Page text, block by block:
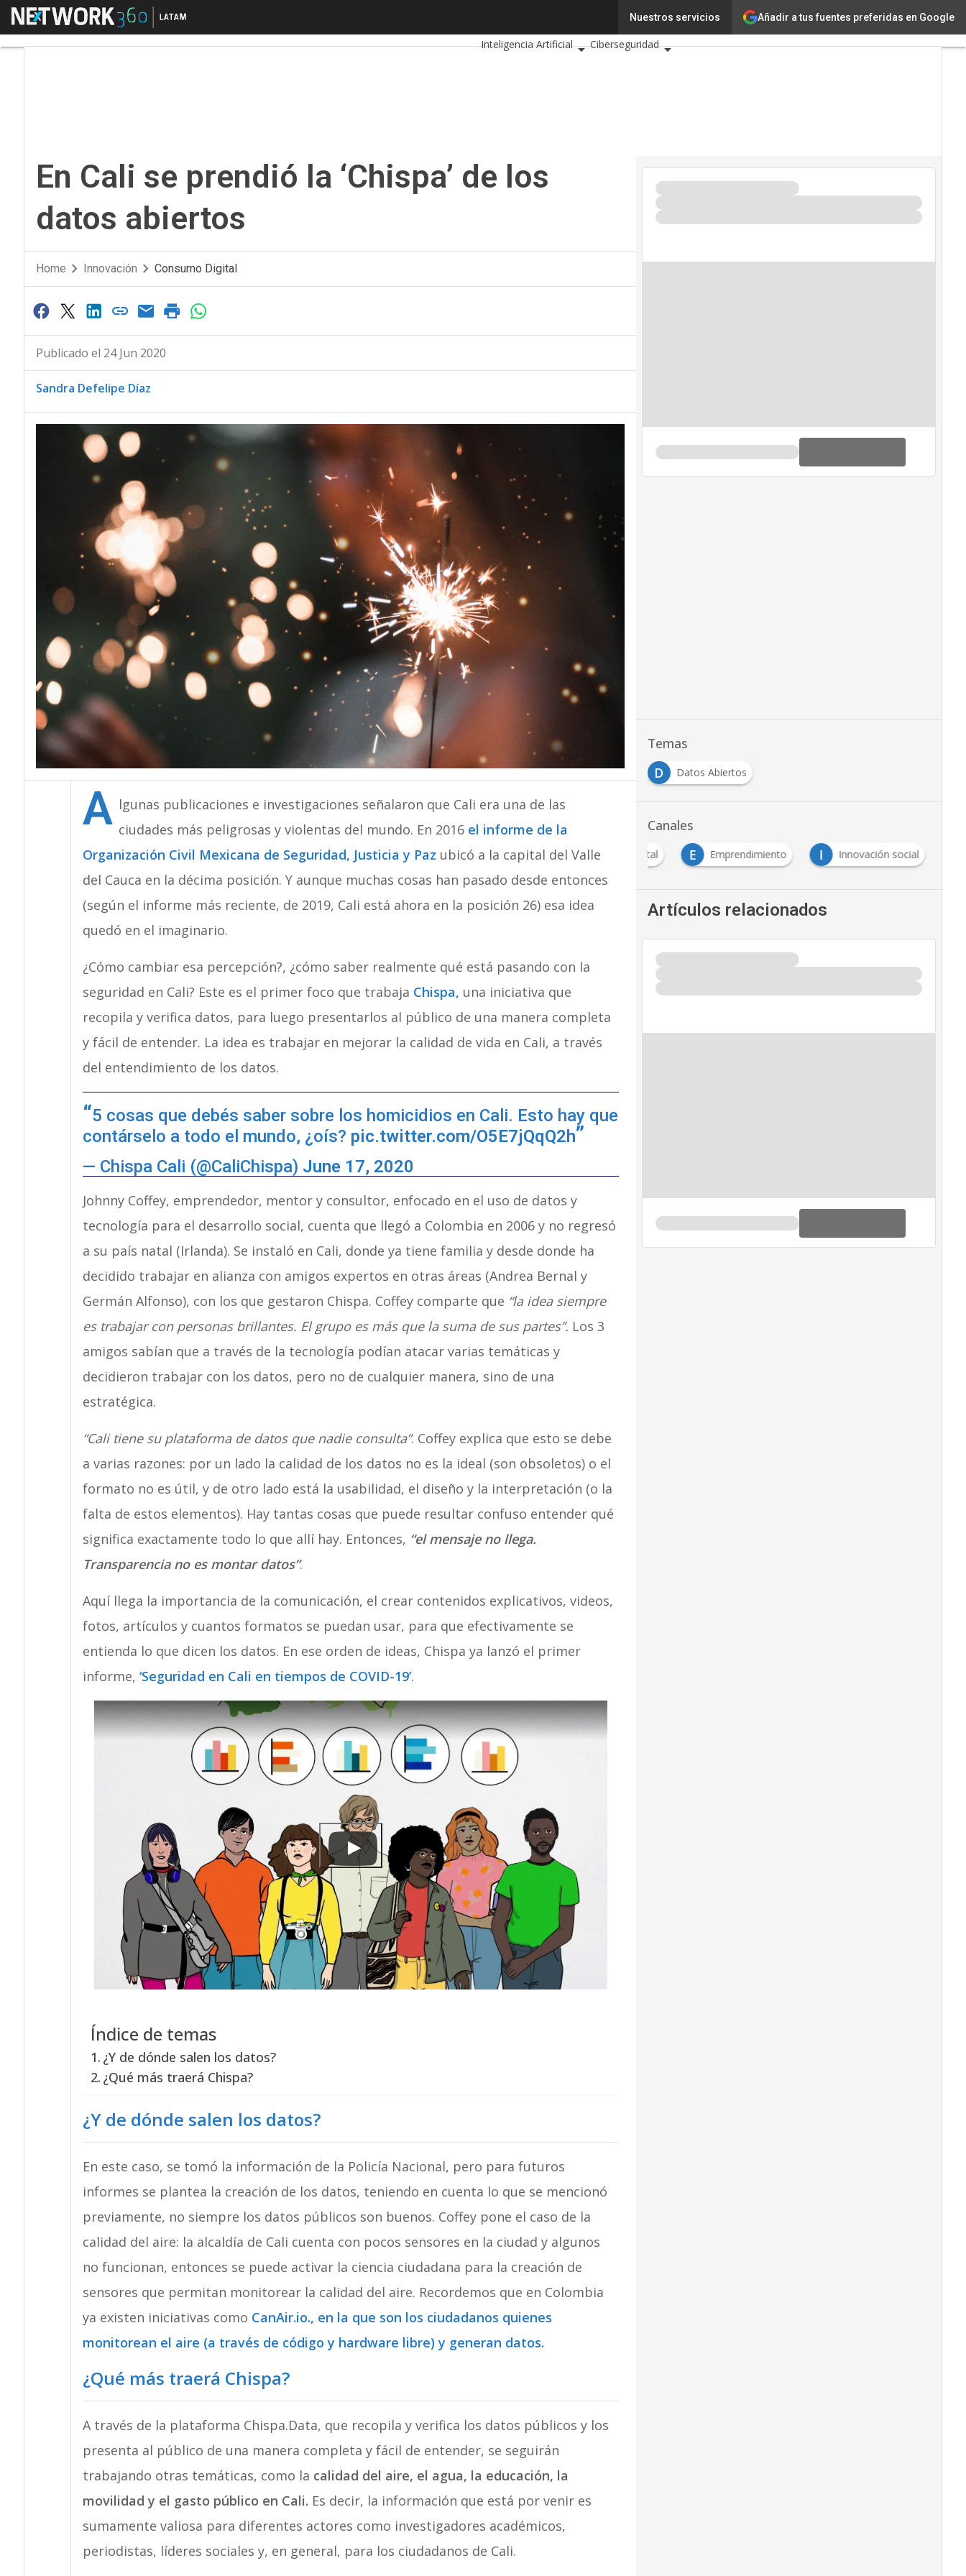
Añadir a tus fuentes preferidas en Google
Nuestros servicios
Menú
Ciencia
Inteligencia Artificial
Ciberseguridad
En Cali se prendió la ‘Chispa’ de los
datos abiertos
Home Innovación Consumo Digital
Publicado el 24 Jun 2020
Sandra Defelipe Díaz
A lgunas publicaciones e investigaciones señalaron que Cali era una de las
ciudades más peligrosas y violentas del mundo. En 2016 el informe de la
Organización Civil Mexicana de Seguridad, Justicia y Paz ubicó a la capital del Valle
del Cauca en la décima posición. Y aunque muchas cosas han pasado desde entonces
(según el informe más reciente, de 2019, Cali está ahora en la posición 26) esa idea
quedó en el imaginario.
¿Cómo cambiar esa percepción?, ¿cómo saber realmente qué está pasando con la
seguridad en Cali? Este es el primer foco que trabaja Chispa, una iniciativa que
recopila y verifica datos, para luego presentarlos al público de una manera completa
y fácil de entender. La idea es trabajar en mejorar la calidad de vida en Cali, a través
del entendimiento de los datos.
5 cosas que debés saber sobre los homicidios en Cali. Esto hay que
contárselo a todo el mundo, ¿oís? pic.twitter.com/O5E7jQqQ2h
— Chispa Cali (@CaliChispa) June 17, 2020
Johnny Coffey, emprendedor, mentor y consultor, enfocado en el uso de datos y
tecnología para el desarrollo social, cuenta que llegó a Colombia en 2006 y no regresó
a su país natal (Irlanda). Se instaló en Cali, donde ya tiene familia y desde donde ha
decidido trabajar en alianza con amigos expertos en otras áreas (Andrea Bernal y
Germán Alfonso), con los que gestaron Chispa. Coffey comparte que “la idea siempre
es trabajar con personas brillantes. El grupo es más que la suma de sus partes”. Los 3
amigos sabían que a través de la tecnología podían atacar varias temáticas y
decidieron trabajar con los datos, pero no de cualquier manera, sino de una
estratégica.
“Cali tiene su plataforma de datos que nadie consulta”. Coffey explica que esto se debe
a varias razones: por un lado la calidad de los datos no es la ideal (son obsoletos) o el
formato no es útil, y de otro lado está la usabilidad, el diseño y la interpretación (o la
falta de estos elementos). Hay tantas cosas que puede resultar confuso entender qué
significa exactamente todo lo que allí hay. Entonces, “el mensaje no llega.
Transparencia no es montar datos”.
Aquí llega la importancia de la comunicación, el crear contenidos explicativos, videos,
fotos, artículos y cuantos formatos se puedan usar, para que efectivamente se
entienda lo que dicen los datos. En ese orden de ideas, Chispa ya lanzó el primer
informe, ‘Seguridad en Cali en tiempos de COVID-19’.
Índice de temas
¿Y de dónde salen los datos?
¿Qué más traerá Chispa?
¿Y de dónde salen los datos?
En este caso, se tomó la información de la Policía Nacional, pero para futuros
informes se plantea la creación de los datos, teniendo en cuenta lo que se mencionó
previamente, no siempre los datos públicos son buenos. Coffey pone el caso de la
calidad del aire: la alcaldía de Cali cuenta con pocos sensores en la ciudad y algunos
no funcionan, entonces se puede activar la ciencia ciudadana para la creación de
sensores que permitan monitorear la calidad del aire. Recordemos que en Colombia
ya existen iniciativas como CanAir.io., en la que son los ciudadanos quienes
monitorean el aire (a través de código y hardware libre) y generan datos.
¿Qué más traerá Chispa?
A través de la plataforma Chispa.Data, que recopila y verifica los datos públicos y los
presenta al público de una manera completa y fácil de entender, se seguirán
trabajando otras temáticas, como la calidad del aire, el agua, la educación, la
movilidad y el gasto público en Cali. Es decir, la información que está por venir es
sumamente valiosa para diferentes actores como investigadores académicos,
periodistas, líderes sociales y, en general, para los ciudadanos de Cali.
Temas
D
Datos Abiertos
Canales
C
Consumo digital E Emprendimiento I Innovación social
Artículos relacionados